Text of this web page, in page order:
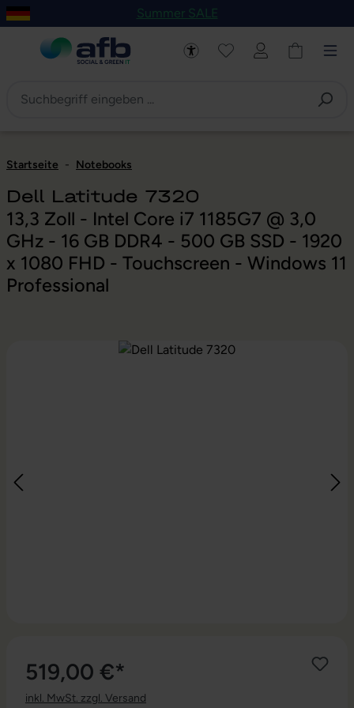
Hauptinhalt springen
Zur Navigation der B2B-Plattform springen
Summer SALE
Startseite - Notebooks
Dell Latitude 7320
13,3 Zoll - Intel Core i7 1185G7 @ 3,0
GHz - 16 GB DDR4 - 500 GB SSD - 1920
x 1080 FHD - Touchscreen - Windows 11
Professional
Bildergalerie überspringen
519,00 €*
inkl. MwSt. zzgl. Versand